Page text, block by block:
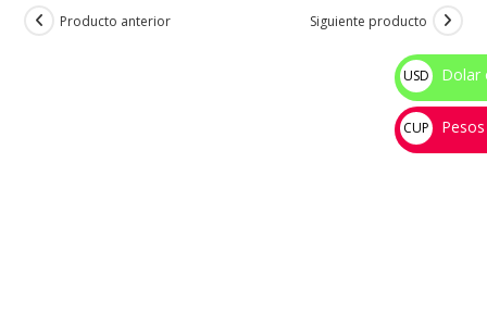
Producto anterior Siguiente producto
USD
$
Dolar
CUP
💰
Pesos